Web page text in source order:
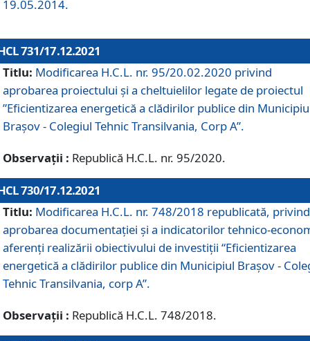
19.05.2014.
731/17.12.2021
Titlu: Modificarea H.C.L. nr. 95/20.02.2020 privind
aprobarea proiectului și a cheltuielilor legate de proiectul
”Eficientizarea energetică a clădirilor publice din
Brașov - Colegiul Tehnic Transilvania, Corp A”.
Observații : Republică H.C.L. nr. 95/2020.
730/17.12.2021
Titlu: Modificarea H.C.L. nr. 748/2018 republicată, privind
aprobarea documentației și a indicatorilor tehnico-
aferenți realizării obiectivului de investiții “Eficientizarea
energetică a clădirilor publice din Municipiul Brașov -
Tehnic Transilvania, corp A”.
Observații : Republică H.C.L. 748/2018.